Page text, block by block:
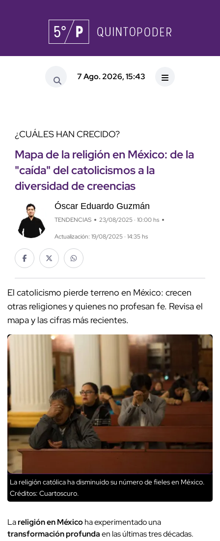
7 Ago. 2026, 15:43
¿CUÁLES HAN CRECIDO?
Mapa de la religión en México: de la
"caída" del catolicismos a la
diversidad de creencias
Óscar Eduardo Guzmán
TENDENCIAS 23/08/2025 · 10:00 hs
Actualización: 19/08/2025 · 14:35 hs
El catolicismo pierde terreno en México: crecen
otras religiones y quienes no profesan fe. Revisa el
mapa y las cifras más recientes.
La religión católica ha disminuido su número de fieles en México.
Créditos: Cuartoscuro.
Lareligión en Méxicoha experimentado una
transformación profundaen las últimas tres décadas.